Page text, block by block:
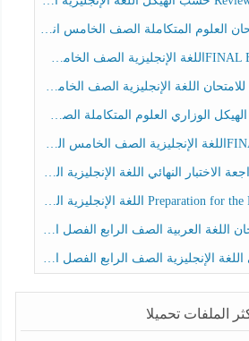
المتكاملة الصف الخامس انسبير الفصل الثالث
اللغة الإنجليزية الصف الخامس الفصل الثالث
العلوم المتكاملة الصف الخامس عام الفصل الثالث
النهائي اللغة الإنجليزية الصف الرابع الفصل الثالث
العربية الصف الرابع الفصل الثالث
الإنجليزية الصف الرابع الفصل الثالث
الملفات تحميلا